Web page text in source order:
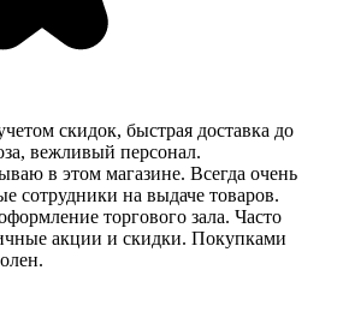
скидок, быстрая доставка до
вежливый персонал.
в этом магазине. Всегда очень
сотрудники на выдаче товаров.
торгового зала. Часто
акции и скидки. Покупками